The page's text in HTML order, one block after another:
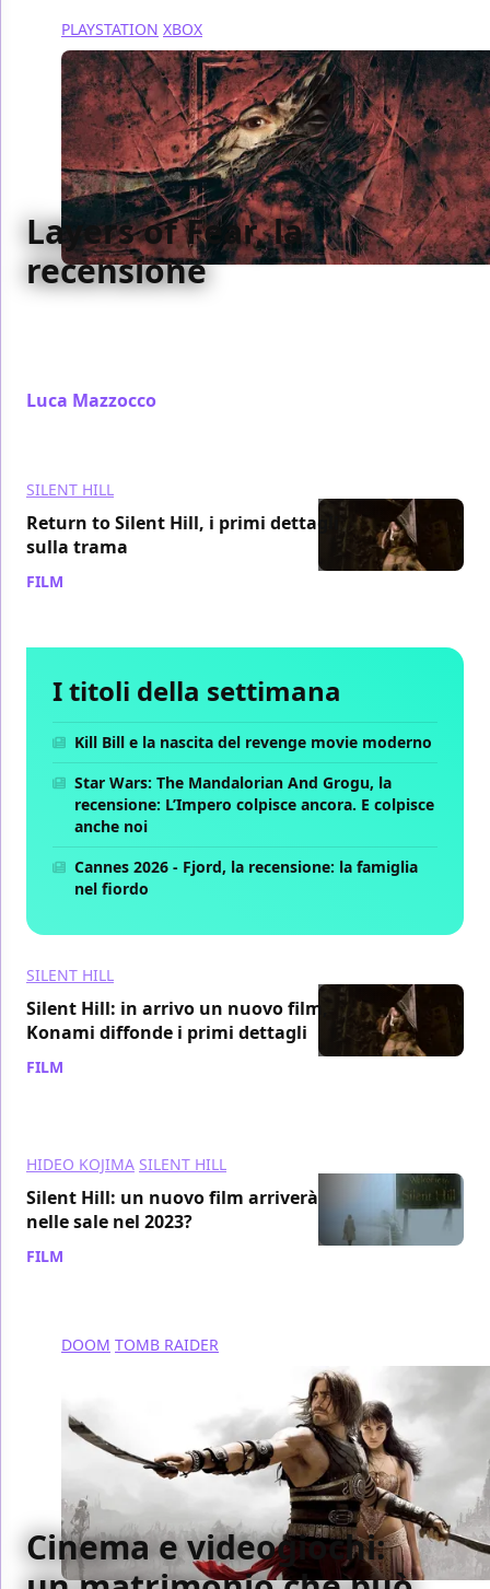
PLAYSTATION XBOX
Layers of Fear, la
recensione
Luca Mazzocco
SILENT HILL
Return to Silent Hill, i primi dettagli
sulla trama
FILM
I titoli della settimana
Kill Bill e la nascita del revenge movie moderno
Star Wars: The Mandalorian And Grogu, la
recensione: L’Impero colpisce ancora. E colpisce
anche noi
Cannes 2026 - Fjord, la recensione: la famiglia
nel fiordo
SILENT HILL
Silent Hill: in arrivo un nuovo film,
Konami diffonde i primi dettagli
FILM
HIDEO KOJIMA SILENT HILL
Silent Hill: un nuovo film arriverà
nelle sale nel 2023?
FILM
DOOM TOMB RAIDER
Cinema e videogiochi: